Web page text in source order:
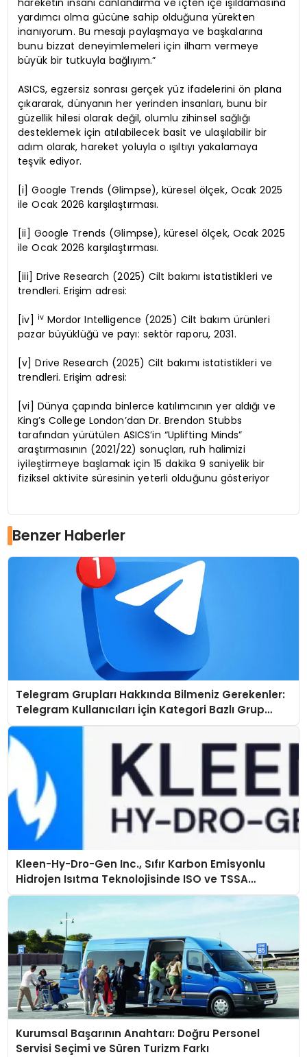
hareketin insanı canlandırma ve içten içe ışıldamasına
yardımcı olma gücüne sahip olduğuna yürekten
inanıyorum. Bu mesajı paylaşmaya ve başkalarına
bunu bizzat deneyimlemeleri için ilham vermeye
büyük bir tutkuyla bağlıyım.”
ASICS, egzersiz sonrası gerçek yüz ifadelerini ön plana
çıkararak, dünyanın her yerinden insanları, bunu bir
güzellik hilesi olarak değil, olumlu zihinsel sağlığı
desteklemek için atılabilecek basit ve ulaşılabilir bir
adım olarak, hareket yoluyla o ışıltıyı yakalamaya
teşvik ediyor.
[i] Google Trends (Glimpse), küresel ölçek, Ocak 2025
ile Ocak 2026 karşılaştırması.
[ii] Google Trends (Glimpse), küresel ölçek, Ocak 2025
ile Ocak 2026 karşılaştırması.
[iii] Drive Research (2025) Cilt bakımı istatistikleri ve
trendleri. Erişim adresi:
[iv] ivMordor Intelligence (2025) Cilt bakım ürünleri
pazar büyüklüğü ve payı: sektör raporu, 2031.
[v] Drive Research (2025) Cilt bakımı istatistikleri ve
trendleri. Erişim adresi:
[vi] Dünya çapında binlerce katılımcının yer aldığı ve
King’s College London’dan Dr. Brendon Stubbs
tarafından yürütülen ASICS’in “Uplifting Minds”
araştırmasının (2021/22) sonuçları, ruh halimizi
iyileştirmeye başlamak için 15 dakika 9 saniyelik bir
fiziksel aktivite süresinin yeterli olduğunu gösteriyor
Benzer Haberler
Telegram Grupları Hakkında Bilmeniz Gerekenler:
Telegram Kullanıcıları İçin Kategori Bazlı Grup
Rehberi
Kleen-Hy-Dro-Gen Inc., Sıfır Karbon Emisyonlu
Hidrojen Isıtma Teknolojisinde ISO ve TSSA
Düzenleyici Onaylarını Aldı
Kurumsal Başarının Anahtarı: Doğru Personel
Servisi Seçimi ve Süren Turizm Farkı